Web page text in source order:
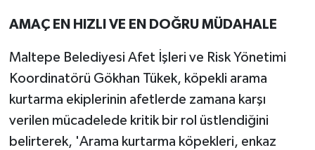
AMAÇ EN HIZLI VE EN DOĞRU MÜDAHALE
Maltepe Belediyesi Afet İşleri ve Risk Yönetimi
Koordinatörü Gökhan Tükek, köpekli arama
kurtarma ekiplerinin afetlerde zamana karşı
verilen mücadelede kritik bir rol üstlendiğini
belirterek, 'Arama kurtarma köpekleri, enkaz